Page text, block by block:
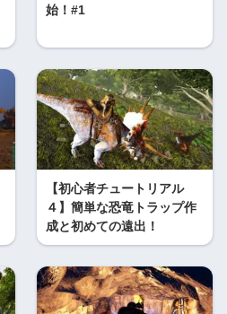
始！#1
【初心者チュートリアル
４】簡単な恐竜トラップ作
成と初めての遠出！